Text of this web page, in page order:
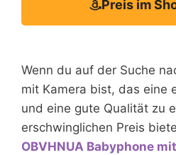
Preis im
Wenn du auf der Suche
mit Kamera bist, das eine
und eine gute Qualität zu
erschwinglichen Preis
OBVHNUA Babyphone